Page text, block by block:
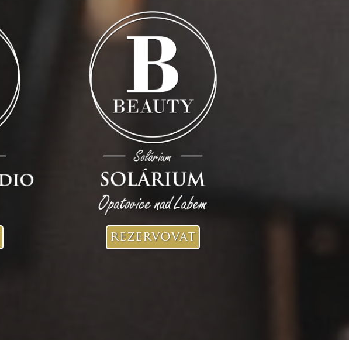
rezervovat